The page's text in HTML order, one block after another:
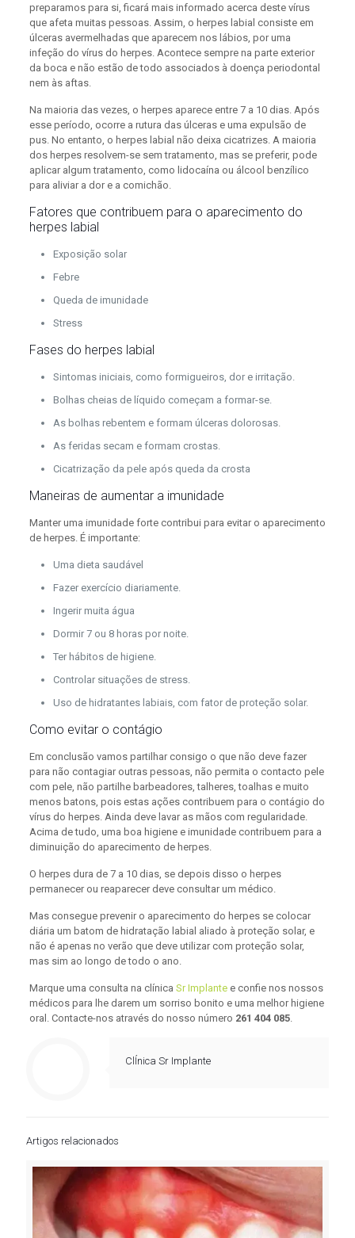
preparamos para si, ficará mais informado acerca deste vírus
que afeta muitas pessoas. Assim, o herpes labial consiste em
úlceras avermelhadas que aparecem nos lábios, por uma
infeção do vírus do herpes. Acontece sempre na parte exterior
da boca e não estão de todo associados à doença periodontal
nem às aftas.
Na maioria das vezes, o herpes aparece entre 7 a 10 dias. Após
esse período, ocorre a rutura das úlceras e uma expulsão de
pus. No entanto, o herpes labial não deixa cicatrizes. A maioria
dos herpes resolvem-se sem tratamento, mas se preferir, pode
aplicar algum tratamento, como lidocaína ou álcool benzílico
para aliviar a dor e a comichão.
Fatores que contribuem para o aparecimento do
herpes labial
Exposição solar
Febre
Queda de imunidade
Stress
Fases do herpes labial
Sintomas iniciais, como formigueiros, dor e irritação.
Bolhas cheias de líquido começam a formar-se.
As bolhas rebentem e formam úlceras dolorosas.
As feridas secam e formam crostas.
Cicatrização da pele após queda da crosta
Maneiras de aumentar a imunidade
Manter uma imunidade forte contribui para evitar o aparecimento
de herpes. É importante:
Uma dieta saudável
Fazer exercício diariamente.
Ingerir muita água
Dormir 7 ou 8 horas por noite.
Ter hábitos de higiene.
Controlar situações de stress.
Uso de hidratantes labiais, com fator de proteção solar.
Como evitar o contágio
Em conclusão vamos partilhar consigo o que não deve fazer
para não contagiar outras pessoas, não permita o contacto pele
com pele, não partilhe barbeadores, talheres, toalhas e muito
menos batons, pois estas ações contribuem para o contágio do
vírus do herpes. Ainda deve lavar as mãos com regularidade.
Acima de tudo, uma boa higiene e imunidade contribuem para a
diminuição do aparecimento de herpes.
O herpes dura de 7 a 10 dias, se depois disso o herpes
permanecer ou reaparecer deve consultar um médico.
Mas consegue prevenir o aparecimento do herpes se colocar
diária um batom de hidratação labial aliado à proteção solar, e
não é apenas no verão que deve utilizar com proteção solar,
mas sim ao longo de todo o ano.
Marque uma consulta na clínica Sr Implantee confie nos nossos
médicos para lhe darem um sorriso bonito e uma melhor higiene
oral. Contacte-nos através do nosso número 261 404 085.
ClÍnica Sr Implante
Artigos relacionados